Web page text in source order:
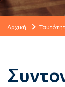
Αρχική